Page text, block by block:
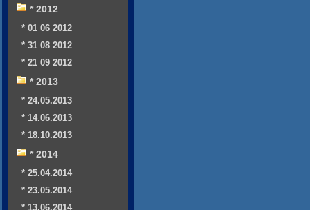
* 2012
* 01 06 2012
* 31 08 2012
* 21 09 2012
* 2013
* 24.05.2013
* 14.06.2013
* 18.10.2013
* 2014
* 25.04.2014
* 23.05.2014
* 13.06.2014